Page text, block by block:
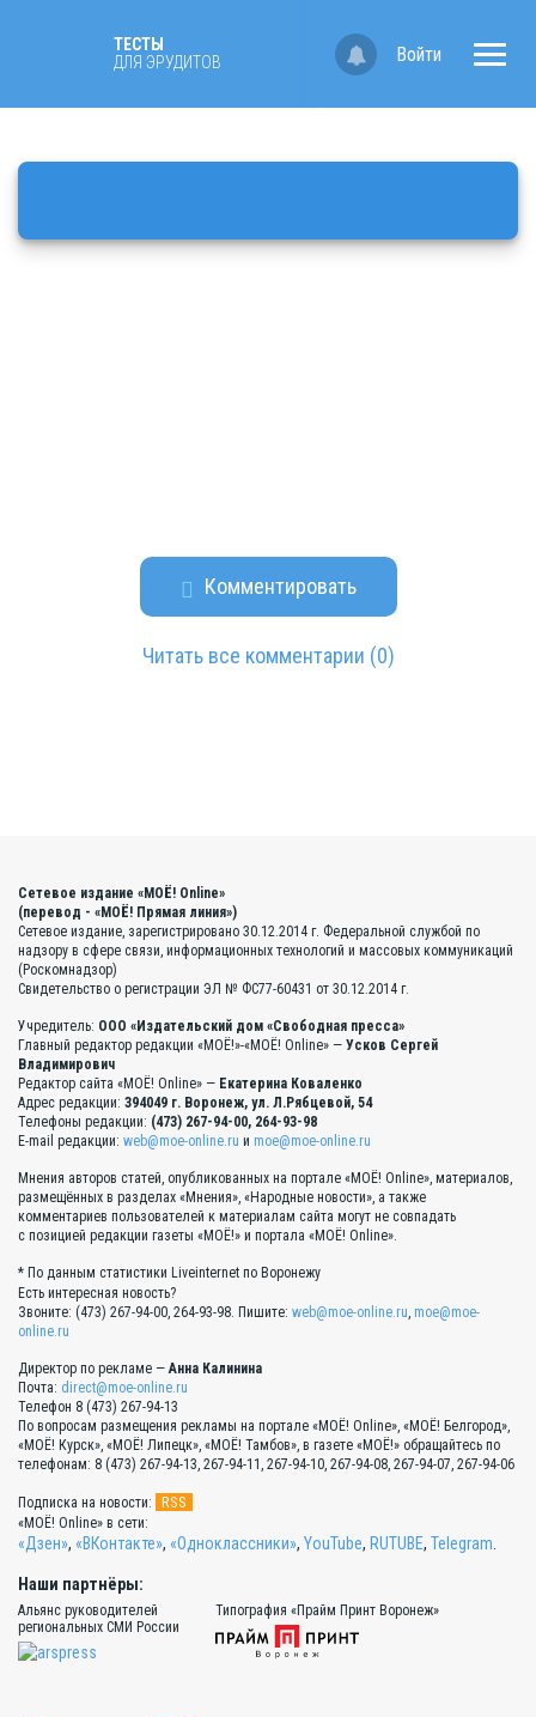
ТЕСТЫ
ДЛЯ ЭРУДИТОВ
Войти
Комментировать
Читать все комментарии (0)
Сетевое издание «МОЁ! Online»
(перевод - «МОЁ! Прямая линия»)
Сетевое издание, зарегистрировано 30.12.2014 г. Федеральной службой по
надзору в сфере связи, информационных технологий и массовых коммуникаций
(Роскомнадзор)
Свидетельство о регистрации ЭЛ № ФС77-60431 от 30.12.2014 г.
Учредитель: ООО «Издательский дом «Свободная пресса»
Главный редактор редакции «МОЁ!»-«МОЁ! Online» — Усков Сергей
Владимирович
Редактор сайта «МОЁ! Online» — Екатерина Коваленко
Адрес редакции: 394049 г. Воронеж, ул. Л.Рябцевой, 54
Телефоны редакции: (473) 267-94-00, 264-93-98
E-mail редакции: web@moe-online.ru и moe@moe-online.ru
Мнения авторов статей, опубликованных на портале «МОЁ! Online», материалов,
размещённых в разделах «Мнения», «Народные новости», а также
комментариев пользователей к материалам сайта могут не совпадать
с позицией редакции газеты «МОЁ!» и портала «МОЁ! Online».
* По данным статистики Liveinternet по Воронежу
Есть интересная новость?
Звоните: (473) 267-94-00, 264-93-98. Пишите: web@moe-online.ru, moe@moe-
online.ru
Директор по рекламе —Анна Калинина
Почта: direct@moe-online.ru
Телефон 8 (473) 267-94-13
По вопросам размещения рекламы на портале «МОЁ! Online», «МОЁ! Белгород»,
«МОЁ! Курск», «МОЁ! Липецк», «МОЁ! Тамбов», в газете «МОЁ!» обращайтесь по
телефонам: 8 (473) 267-94-13, 267-94-11, 267-94-10, 267-94-08, 267-94-07, 267-94-06
Подписка на новости: RSS
«МОЁ! Online» в сети:
«Дзен», «ВКонтакте», «Одноклассники», YouTube, RUTUBE, Telegram
Наши партнёры:
Альянс руководителей
региональных СМИ России
Типография «Прайм Принт Воронеж»